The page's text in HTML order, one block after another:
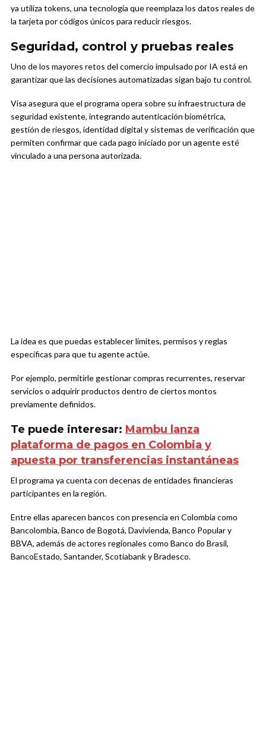
ya utiliza tokens, una tecnología que reemplaza los datos reales de
la tarjeta por códigos únicos para reducir riesgos.
Seguridad, control y pruebas reales
Uno de los mayores retos del comercio impulsado por IA está en
garantizar que las decisiones automatizadas sigan bajo tu control.
Visa asegura que el programa opera sobre su infraestructura de
seguridad existente, integrando autenticación biométrica,
gestión de riesgos, identidad digital y sistemas de verificación que
permiten confirmar que cada pago iniciado por un agente esté
vinculado a una persona autorizada.
La idea es que puedas establecer límites, permisos y reglas
específicas para que tu agente actúe.
Por ejemplo, permitirle gestionar compras recurrentes, reservar
servicios o adquirir productos dentro de ciertos montos
previamente definidos.
Te puede interesar: Mambu lanza
plataforma de pagos en Colombia y
apuesta por transferencias instantáneas
El programa ya cuenta con decenas de entidades financieras
participantes en la región.
Entre ellas aparecen bancos con presencia en Colombia como
Bancolombia, Banco de Bogotá, Davivienda, Banco Popular y
BBVA, además de actores regionales como Banco do Brasil,
BancoEstado, Santander, Scotiabank y Bradesco.